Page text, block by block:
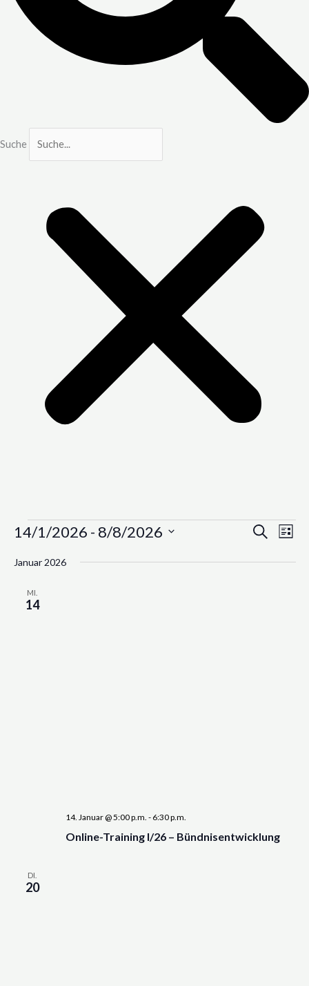
Suche
Veranstaltungen
und
SUCHE
LISTE
14/1/2026 - 8/8/2026
wählen.
Januar 2026
MI.
14
Online-Training I/26 – Bündnisentwicklung
14. Januar @ 5:00 p.m. - 6:30 p.m.
DI.
20